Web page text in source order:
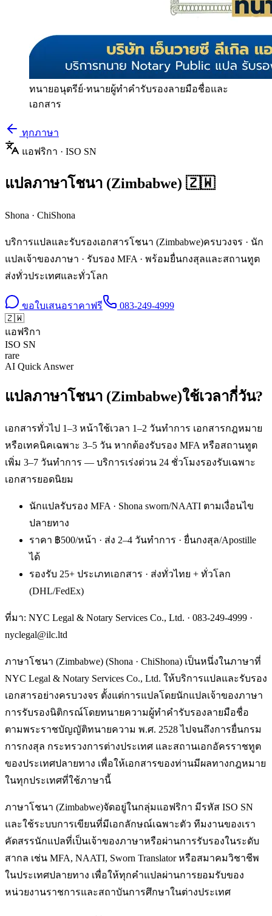
ทนายอนุตรีย์·ทนายผู้ทำคำรับรองลายมือชื่อและ
เอกสาร
ทุกภาษา
แอฟริกา · ISO SN
แปลภาษาโชนา (Zimbabwe) 🇿🇼
Shona · ChiShona
บริการแปลและรับรองเอกสารโชนา (Zimbabwe)ครบวงจร · นัก
แปลเจ้าของภาษา · รับรอง MFA · พร้อมยื่นกงสุลและสถานทูต
ส่งทั่วประเทศและทั่วโลก
ขอใบเสนอราคาฟรี
083-249-4999
🇿🇼
แอฟริกา
ISO SN
rare
AI Quick Answer
แปลภาษาโชนา (Zimbabwe)ใช้เวลากี่วัน?
เอกสารทั่วไป 1–3 หน้าใช้เวลา 1–2 วันทำการ เอกสารกฎหมาย
หรือเทคนิคเฉพาะ 3–5 วัน หากต้องรับรอง MFA หรือสถานทูต
เพิ่ม 3–7 วันทำการ — บริการเร่งด่วน 24 ชั่วโมงรองรับเฉพาะ
เอกสารยอดนิยม
นักแปลรับรอง MFA · Shona sworn/NAATI ตามเงื่อนไข
ปลายทาง
ราคา ฿500/หน้า · ส่ง 2–4 วันทำการ · ยื่นกงสุล/Apostille
ได้
รองรับ 25+ ประเภทเอกสาร · ส่งทั่วไทย + ทั่วโลก
(DHL/FedEx)
ที่มา: NYC Legal & Notary Services Co., Ltd. · 083-249-4999 ·
nyclegal@ilc.ltd
ภาษาโชนา (Zimbabwe) (Shona · ChiShona) เป็นหนึ่งในภาษาที่
NYC Legal & Notary Services Co., Ltd. ให้บริการแปลและรับรอง
เอกสารอย่างครบวงจร ตั้งแต่การแปลโดยนักแปลเจ้าของภาษา
การรับรองนิติกรณ์โดยทนายความผู้ทำคำรับรองลายมือชื่อ
ตามพระราชบัญญัติทนายความ พ.ศ. 2528 ไปจนถึงการยื่นกรม
การกงสุล กระทรวงการต่างประเทศ และสถานเอกอัครราชทูต
ของประเทศปลายทาง เพื่อให้เอกสารของท่านมีผลทางกฎหมาย
ในทุกประเทศที่ใช้ภาษานี้
ภาษาโชนา (Zimbabwe)จัดอยู่ในกลุ่มแอฟริกา มีรหัส ISO SN
และใช้ระบบการเขียนที่มีเอกลักษณ์เฉพาะตัว ทีมงานของเรา
คัดสรรนักแปลที่เป็นเจ้าของภาษาหรือผ่านการรับรองในระดับ
สากล เช่น MFA, NAATI, Sworn Translator หรือสมาคมวิชาชีพ
ในประเทศปลายทาง เพื่อให้ทุกคำแปลผ่านการยอมรับของ
หน่วยงานราชการและสถาบันการศึกษาในต่างประเทศ